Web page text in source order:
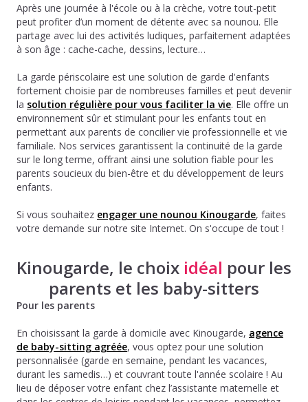
Après une journée à l'école ou à la crèche, votre tout-petit
peut profiter d’un moment de détente avec sa nounou. Elle
partage avec lui des activités ludiques, parfaitement adaptées
à son âge : cache-cache, dessins, lecture…
La garde périscolaire est une solution de garde d'enfants
fortement choisie par de nombreuses familles et peut devenir
la solution régulière pour vous faciliter la vie. Elle offre un
environnement sûr et stimulant pour les enfants tout en
permettant aux parents de concilier vie professionnelle et vie
familiale. Nos services garantissent la continuité de la garde
sur le long terme, offrant ainsi une solution fiable pour les
parents soucieux du bien-être et du développement de leurs
enfants.
Si vous souhaitez engager une nounou Kinougarde, faites
votre demande sur notre site Internet. On s'occupe de tout !
Kinougarde, le choix idéal pour les
parents et les baby-sitters
Pour les parents
En choisissant la garde à domicile avec Kinougarde, agence
de baby-sitting agréée, vous optez pour une solution
personnalisée (garde en semaine, pendant les vacances,
durant les samedis…) et couvrant toute l'année scolaire ! Au
lieu de déposer votre enfant chez l’assistante maternelle et